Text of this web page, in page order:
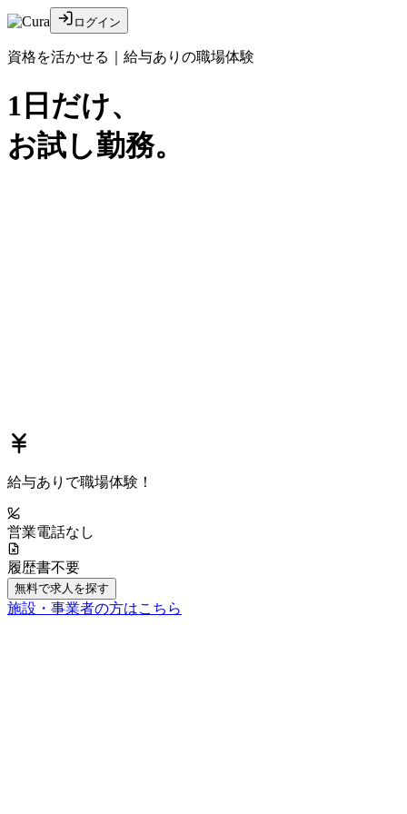
ログイン
資格を活かせる｜給与ありの職場体験
1日 だけ、
お試し勤務。
給与あり で職場体験！
営業電話なし
履歴書不要
無料で求人を探す
施設・事業者の方はこちら